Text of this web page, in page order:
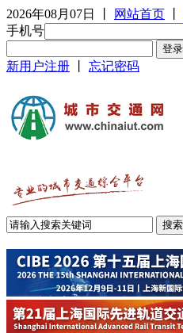
2026年08月07日 网站首页
手机号
新用户注册 忘记密码